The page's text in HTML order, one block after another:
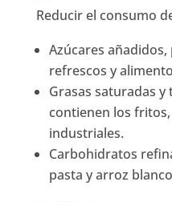
Reducir el consumo
Azúcares
refrescos y
Grasas saturadas
contienen los
industriales.
Carbohidratos
pasta y arroz